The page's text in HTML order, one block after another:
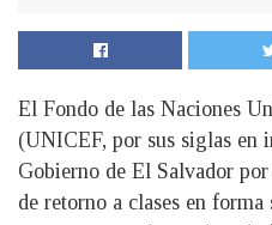
El Fondo de las Naciones
(UNICEF, por sus siglas en
Gobierno de El Salvador
de retorno a clases en